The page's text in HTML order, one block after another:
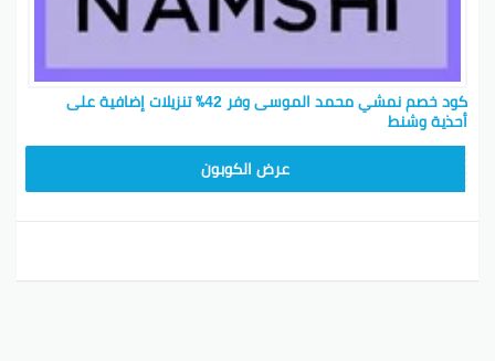
كود خصم نمشي محمد الموسى وفر 42٪ تنزيلات إضافية على
أحذية وشنط
عرض الكوبون